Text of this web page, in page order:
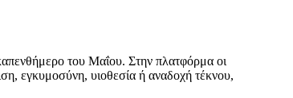
του Μαΐου. Στην πλατφόρμα οι
εγκυμοσύνη, υιοθεσία ή αναδοχή τέκνου,